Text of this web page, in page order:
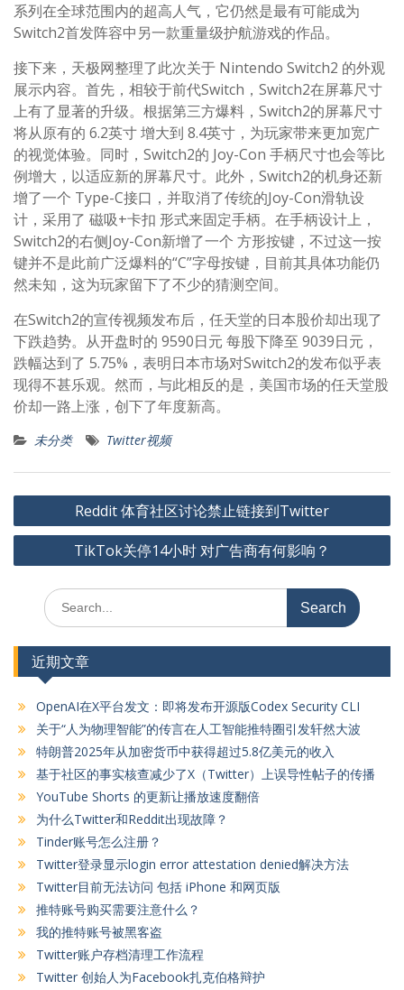
系列在全球范围内的超高人气，它仍然是最有可能成为
Switch2首发阵容中另一款重量级护航游戏的作品。
接下来，天极网整理了此次关于 Nintendo Switch2 的外观
展示内容。首先，相较于前代Switch，Switch2在屏幕尺寸
上有了显著的升级。根据第三方爆料，Switch2的屏幕尺寸
将从原有的 6.2英寸 增大到 8.4英寸，为玩家带来更加宽广
的视觉体验。同时，Switch2的 Joy-Con 手柄尺寸也会等比
例增大，以适应新的屏幕尺寸。此外，Switch2的机身还新
增了一个 Type-C接口，并取消了传统的Joy-Con滑轨设
计，采用了 磁吸+卡扣 形式来固定手柄。在手柄设计上，
Switch2的右侧Joy-Con新增了一个 方形按键，不过这一按
键并不是此前广泛爆料的“C”字母按键，目前其具体功能仍
然未知，这为玩家留下了不少的猜测空间。
在Switch2的宣传视频发布后，任天堂的日本股价却出现了
下跌趋势。从开盘时的 9590日元 每股下降至 9039日元，
跌幅达到了 5.75%，表明日本市场对Switch2的发布似乎表
现得不甚乐观。然而，与此相反的是，美国市场的任天堂股
价却一路上涨，创下了年度新高。
未分类 Twitter视频
文
章
Reddit 体育社区讨论禁止链接到Twitter
TikTok关停14小时 对广告商有何影响？
Search
for:
近期文章
OpenAI在X平台发文：即将发布开源版Codex Security CLI
关于“人为物理智能”的传言在人工智能推特圈引发轩然大波
特朗普2025年从加密货币中获得超过5.8亿美元的收入
基于社区的事实核查减少了X（Twitter）上误导性帖子的传播
YouTube Shorts 的更新让播放速度翻倍
为什么Twitter和Reddit出现故障？
Tinder账号怎么注册？
Twitter登录显示login error attestation denied解决方法
Twitter目前无法访问 包括 iPhone 和网页版
推特账号购买需要注意什么？
我的推特账号被黑客盗
Twitter账户存档清理工作流程
Twitter 创始人为Facebook扎克伯格辩护